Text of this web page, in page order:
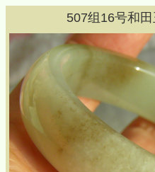
507组 16号和